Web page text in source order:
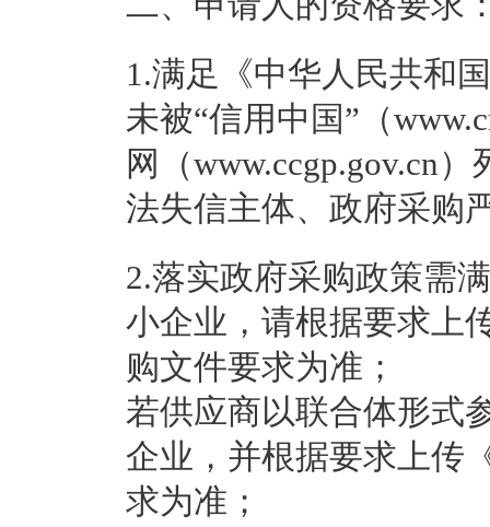
1.满足《中华人民共和
未被“信用中国”（
网（www.ccgp.gov.cn
法失信主体、政府采购
2.落实政府采购政策需
小企业，请根据要求上
购文件要求为准；
若供应商以联合体形式
企业，并根据要求上传
求为准；